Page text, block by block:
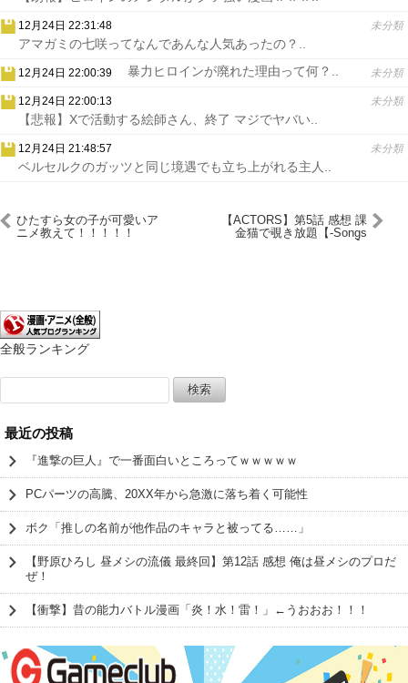
12月24日 22:31:48 未分類
アマガミの七咲ってなんであんな人気あったの？..
12月24日 22:00:39 未分類
暴力ヒロインが廃れた理由って何？..
12月24日 22:00:13 未分類
【悲報】Xで活動する絵師さん、終了 マジでヤバい..
12月24日 21:48:57 未分類
ベルセルクのガッツと同じ境遇でも立ち上がれる主人..
ひたすら女の子が可愛いア
ニメ教えて！！！！！
【ACTORS】第5話 感想 課
金猫で覗き放題【-Songs
全般ランキング
索:
最近の投稿
『進撃の巨人』で一番面白いところってｗｗｗｗｗ
PCパーツの高騰、20XX年から急激に落ち着く可能性
ボク「推しの名前が他作品のキャラと被ってる……」
【野原ひろし 昼メシの流儀 最終回】第12話 感想 俺は昼メシのプロだ
ぜ！
【衝撃】昔の能力バトル漫画「炎！水！雷！」←うおおお！！！